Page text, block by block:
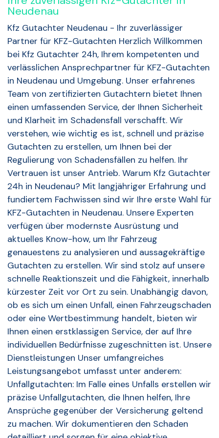
Neudenau
Kfz Gutachter Neudenau - Ihr zuverlässiger
Partner für KFZ-Gutachten Herzlich Willkommen
bei Kfz Gutachter 24h, Ihrem kompetenten und
verlässlichen Ansprechpartner für KFZ-Gutachten
in Neudenau und Umgebung. Unser erfahrenes
Team von zertifizierten Gutachtern bietet Ihnen
einen umfassenden Service, der Ihnen Sicherheit
und Klarheit im Schadensfall verschafft. Wir
verstehen, wie wichtig es ist, schnell und präzise
Gutachten zu erstellen, um Ihnen bei der
Regulierung von Schadensfällen zu helfen. Ihr
Vertrauen ist unser Antrieb. Warum Kfz Gutachter
24h in Neudenau? Mit langjähriger Erfahrung und
fundiertem Fachwissen sind wir Ihre erste Wahl für
KFZ-Gutachten in Neudenau. Unsere Experten
verfügen über modernste Ausrüstung und
aktuelles Know-how, um Ihr Fahrzeug
genauestens zu analysieren und aussagekräftige
Gutachten zu erstellen. Wir sind stolz auf unsere
schnelle Reaktionszeit und die Fähigkeit, innerhalb
kürzester Zeit vor Ort zu sein. Unabhängig davon,
ob es sich um einen Unfall, einen Fahrzeugschaden
oder eine Wertbestimmung handelt, bieten wir
Ihnen einen erstklassigen Service, der auf Ihre
individuellen Bedürfnisse zugeschnitten ist. Unsere
Dienstleistungen Unser umfangreiches
Leistungsangebot umfasst unter anderem:
Unfallgutachten: Im Falle eines Unfalls erstellen wir
präzise Unfallgutachten, die Ihnen helfen, Ihre
Ansprüche gegenüber der Versicherung geltend
zu machen. Wir dokumentieren den Schaden